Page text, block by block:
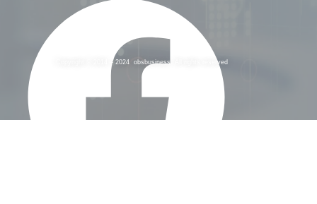
Copyright © 2014 – 2024 obsbusiness. All rights reserved